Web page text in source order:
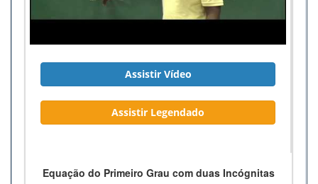
Assistir Vídeo
Assistir Legendado
Equação do Primeiro Grau com duas Incógnitas